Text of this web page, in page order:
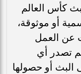
كأس العالم
أو موثوقة،
عن العمل
تصدر أي
البث أو حصولها